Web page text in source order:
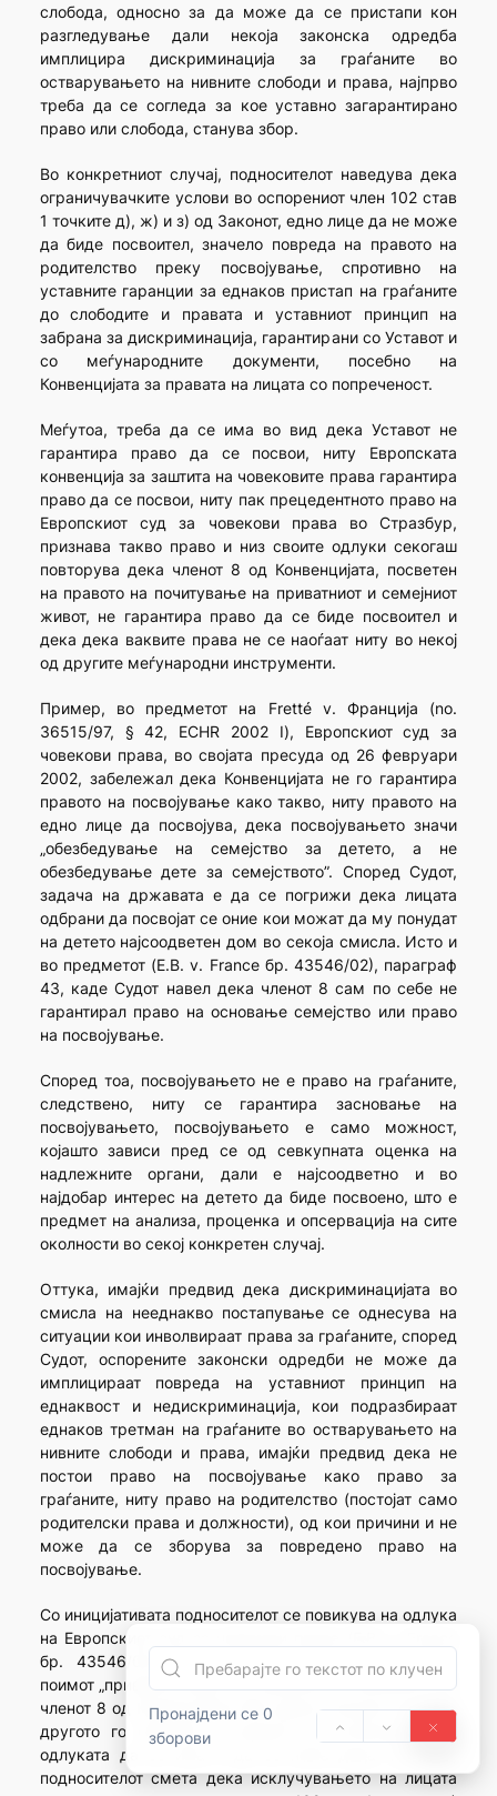
Пронајдени се 0
зборови
слобода, односно за да може да се пристапи кон
разгледување дали некоја законска одредба
имплицира дискриминација за граѓаните во
остварувањето на нивните слободи и права, најпрво
треба да се согледа за кое уставно загарантирано
право или слобода, станува збор.
Во конкретниот случај, подносителот наведува дека
ограничувачките услови во оспорениот член 102 став
1 точките д), ж) и з) од Законот, едно лице да не може
да биде посвоител, значело повреда на правото на
родителство преку посвојување, спротивно на
уставните гаранции за еднаков пристап на граѓаните
до слободите и правата и уставниот принцип на
забрана за дискриминација, гарантирани со Уставот и
со меѓународните документи, посебно на
Конвенцијата за правата на лицата со попреченост.
Меѓутоа, треба да се има во вид дека Уставот не
гарантира право да се посвои, ниту Европската
конвенција за заштита на човековите права гарантира
право да се посвои, ниту пак прецедентното право на
Европскиот суд за човекови права во Стразбур,
признава такво право и низ своите одлуки секогаш
повторува дека членот 8 од Конвенцијата, посветен
на правото на почитување на приватниот и семејниот
живот, не гарантира право да се биде посвоител и
дека дека ваквите права не се наоѓаат ниту во некој
од другите меѓународни инструменти.
Пример, во предметот на Fretté v. Франција (no.
36515/97, § 42, ECHR 2002 I), Европскиот суд за
човекови права, во својата пресуда од 26 февруари
2002, забележал дека Конвенцијата не го гарантира
правото на посвојување како такво, ниту правото на
едно лице да посвојува, дека посвојувањето значи
„обезбедување на семејство за детето, а не
обезбедување дете за семејството”. Според Судот,
задача на државата е да се погрижи дека лицата
одбрани да посвојат се оние кои можат да му понудат
на детето најсоодветен дом во секоја смисла. Исто и
во предметот (E.B. v. France бр. 43546/02), параграф
43, каде Судот навел дека членот 8 сам по себе не
гарантирал право на основање семејство или право
на посвојување.
Според тоа, посвојувањето не е право на граѓаните,
следствено, ниту се гарантира засновање на
посвојувањето, посвојувањето е само можност,
којашто зависи пред се од севкупната оценка на
надлежните органи, дали е најсоодветно и во
најдобар интерес на детето да биде посвоено, што е
предмет на анализа, проценка и опсервација на сите
околности во секој конкретен случај.
Оттука, имајќи предвид дека дискриминацијата во
смисла на нееднакво постапување се однесува на
ситуации кои инволвираат права за граѓаните, според
Судот, оспорените законски одредби не може да
имплицираат повреда на уставниот принцип на
еднаквост и недискриминација, кои подразбираат
еднаков третман на граѓаните во остварувањето на
нивните слободи и права, имајќи предвид дека не
постои право на посвојување како право за
граѓаните, ниту право на родителство (постојат само
родителски права и должности), од кои причини и не
може да се зборува за повредено право на
посвојување.
Со иницијативата подносителот се повикува на одлука
на Европскиот суд за човекови права (E.B. v. France
бр. 43546/02), каде според Судот во Стразбур,
поимот „приватен живот” во рамките на значењето на
членот 8 од Конвенцијата бил широк концепт кој меѓу
другото го опфаќал и правото на почитување на
одлуката да се има и да се нема деца. Поточно,
подносителот смета дека исклучувањето на лицата